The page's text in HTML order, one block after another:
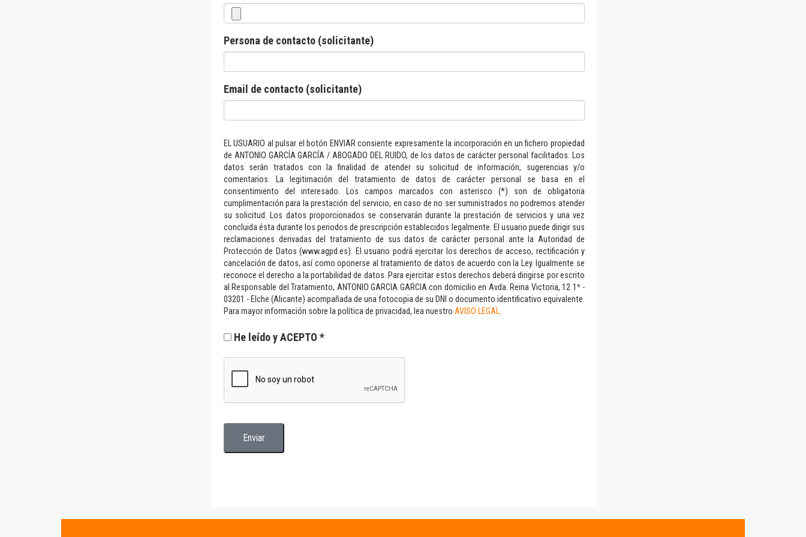
Persona de contacto (solicitante)
Email de contacto (solicitante)
EL USUARIO al pulsar el botón ENVIAR consiente expresamente la incorporación en un fichero propiedad
de ANTONIO GARCÍA GARCÍA / ABOGADO DEL RUIDO, de los datos de carácter personal facilitados. Los
datos serán tratados con la finalidad de atender su solicitud de información, sugerencias y/o
comentarios. La legitimación del tratamiento de datos de carácter personal se basa en el
consentimiento del interesado. Los campos marcados con asterisco (*) son de obligatoria
cumplimentación para la prestación del servicio, en caso de no ser suministrados no podremos atender
su solicitud. Los datos proporcionados se conservarán durante la prestación de servicios y una vez
concluida ésta durante los periodos de prescripción establecidos legalmente. El usuario puede dirigir sus
reclamaciones derivadas del tratamiento de sus datos de carácter personal ante la Autoridad de
Protección de Datos (www.agpd.es). El usuario podrá ejercitar los derechos de acceso, rectificación y
cancelación de datos, así como oponerse al tratamiento de datos de acuerdo con la Ley. Igualmente se
reconoce el derecho a la portabilidad de datos. Para ejercitar estos derechos deberá dirigirse por escrito
al Responsable del Tratamiento, ANTONIO GARCIA GARCIA con domicilio en Avda. Reina Victoria, 12 1º -
03201 - Elche (Alicante) acompañada de una fotocopia de su DNI o documento identificativo equivalente.
Para mayor información sobre la política de privacidad, lea nuestro AVISO LEGAL.
He leído y ACEPTO *